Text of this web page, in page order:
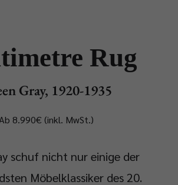
Rug
Gray, 1920-1935
Ab 8.990€ (inkl. MwSt.)
schuf nicht nur einige der
Möbelklassiker des 20.